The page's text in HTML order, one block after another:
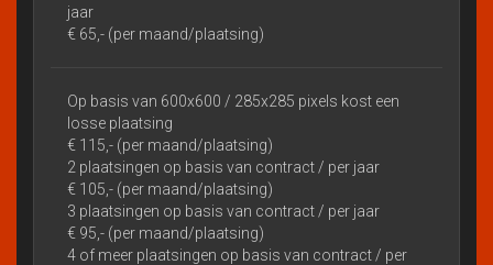
jaar
€ 65,- (per maand/plaatsing)
Op basis van 600x600 / 285x285 pixels kost een
losse plaatsing
€ 115,- (per maand/plaatsing)
2 plaatsingen op basis van contract / per jaar
€ 105,- (per maand/plaatsing)
3 plaatsingen op basis van contract / per jaar
€ 95,- (per maand/plaatsing)
4 of meer plaatsingen op basis van contract / per